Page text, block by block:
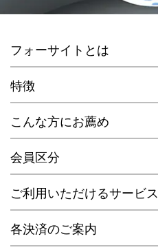
フォーサイトとは
特徴
こんな方にお薦め
会員区分
ご利用いただけるサービス
各決済のご案内